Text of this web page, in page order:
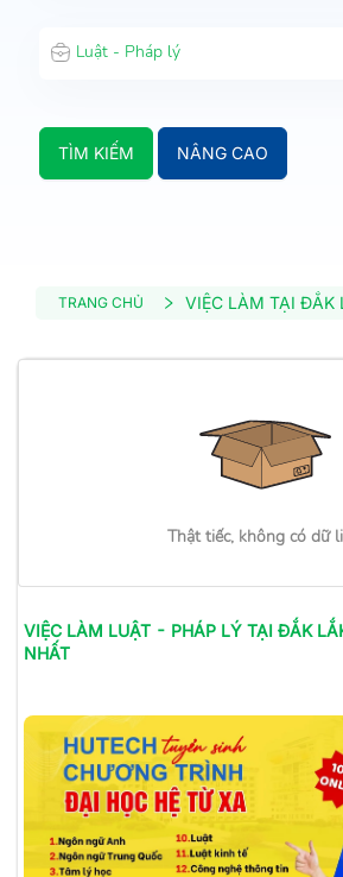
Luật - Pháp lý
TÌM KIẾM NÂNG CAO
TRANG CHỦ VIỆC LÀM TẠI ĐẮK
Thật tiếc, không có dữ
VIỆC LÀM LUẬT - PHÁP LÝ TẠI ĐẮK
NHẤT